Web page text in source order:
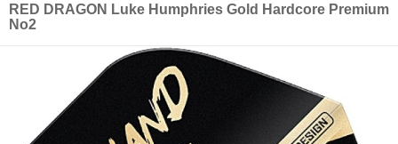
RED DRAGON Luke Humphries Gold Hardcore Premium
No2